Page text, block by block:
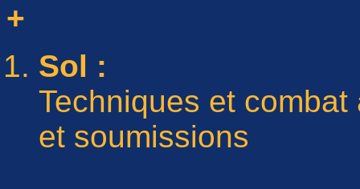
+
Sol :
Techniques et
et soumissions